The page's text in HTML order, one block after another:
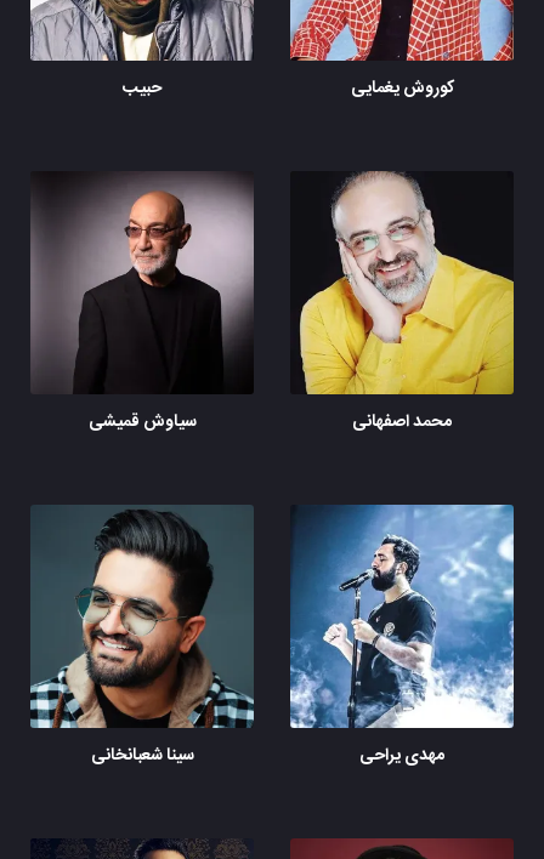
کوروش یغمایی حبیب
محمد اصفهانی سیاوش قمیشی
مهدی یراحی سینا شعبانخانی